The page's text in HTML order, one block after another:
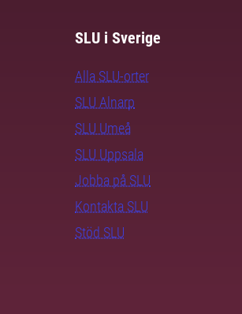
SLU i Sverige
Alla SLU-orter
SLU Alnarp
SLU Umeå
SLU Uppsala
Jobba på SLU
Kontakta SLU
Stöd SLU